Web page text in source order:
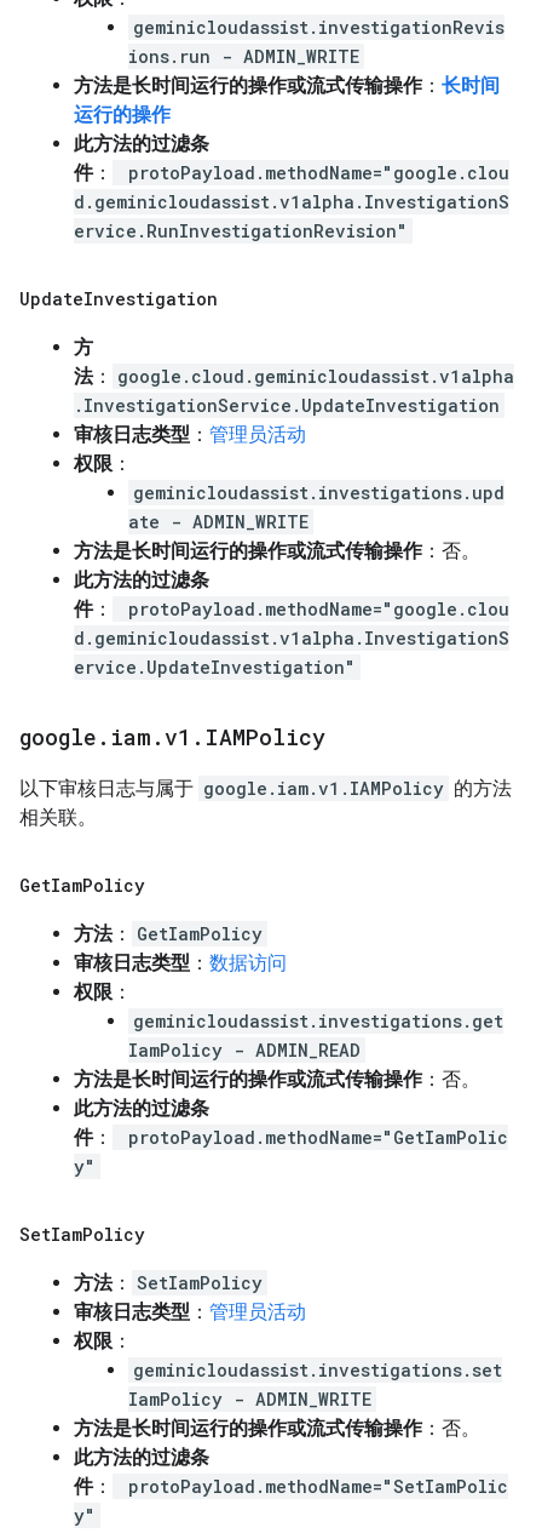
geminicloudassist.investigationRevis
ions.run - ADMIN_WRITE
方法是长时间运行的操作或流式传输操作： 长时间
运行的操作
此方法的过滤条
件：
protoPayload.methodName="google.clou
d.geminicloudassist.v1alpha.InvestigationS
ervice.RunInvestigationRevision"
UpdateInvestigation
方
法：
google.cloud.geminicloudassist.v1alpha
.InvestigationService.UpdateInvestigation
审核日志类型 ： 管理员活动
权限 ：
geminicloudassist.investigations.upd
ate - ADMIN_WRITE
方法是长时间运行的操作或流式传输操作：否。
此方法的过滤条
件：
protoPayload.methodName="google.clou
d.geminicloudassist.v1alpha.InvestigationS
ervice.UpdateInvestigation"
google . iam . v1 . IAMPolicy
以下审核日志与属于 google.iam.v1.IAMPolicy 的方法
相关联。
GetIamPolicy
方法：
GetIamPolicy
审核日志类型 ： 数据访问
权限 ：
geminicloudassist.investigations.get
IamPolicy - ADMIN_READ
方法是长时间运行的操作或流式传输操作：否。
此方法的过滤条
件：
protoPayload.methodName="GetIamPolic
y"
SetIamPolicy
方法： SetIamPolicy
审核日志类型 ： 管理员活动
权限 ：
geminicloudassist.investigations.set
IamPolicy - ADMIN_WRITE
方法是长时间运行的操作或流式传输操作：否。
此方法的过滤条
件：
protoPayload.methodName="SetIamPolic
y"